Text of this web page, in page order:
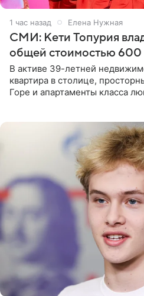
1 час назад Елена Нужная
СМИ: Кети Топурия
общей стоимостью 600
В активе 39-летней
квартира в столице,
Горе и апартаменты класса